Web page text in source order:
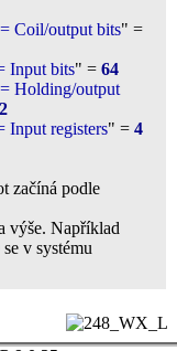
Coil/output bits" =
Input bits" = 64
Holding/output
Input registers" = 4
začíná podle
výše. Například
se v systému